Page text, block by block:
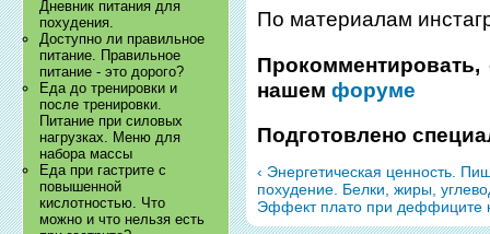
Дневник питания для
похудения.
Доступно ли правильное
питание. Правильное
питание - это дорого?
Еда до тренировки и
после тренировки.
Питание при силовых
нагрузках. Меню для
набора массы
Еда при гастрите с
повышенной
кислотностью. Что
можно и что нельзя есть
По материалам
нашем форуме
Подготовлено
‹ Энергетическая ценность.
похудение. Белки, жиры,
Эффект плато при деффиците